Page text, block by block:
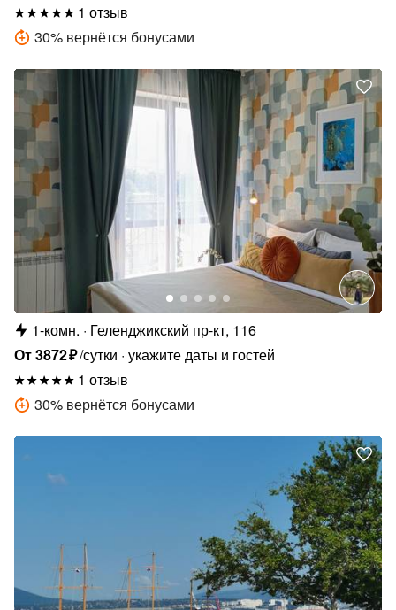
1 отзыв
30% вернётся бонусами
1-комн.
Геленджикский пр-кт, 116
От3872₽/сутки укажите даты и гостей
1 отзыв
30% вернётся бонусами